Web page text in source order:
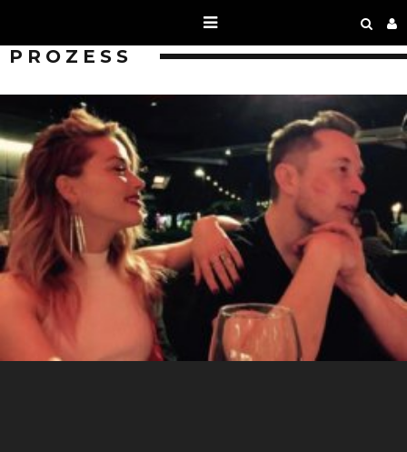
PROZESS